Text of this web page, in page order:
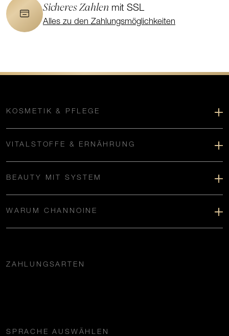
Sicheres Zahlen mit SSL
Alles zu den Zahlungsmöglichkeiten
KOSMETIK & PFLEGE
VITALSTOFFE & ERNÄHRUNG
BEAUTY MIT SYSTEM
WARUM CHANNOINE
ZAHLUNGSARTEN
SPRACHE AUSWÄHLEN